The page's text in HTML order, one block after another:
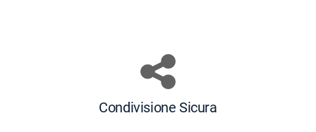
Condivisione Sicura